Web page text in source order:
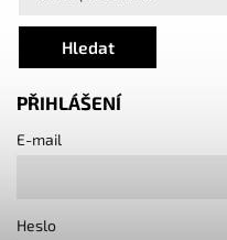
Hledat
PŘIHLÁŠENÍ
E-mail
Heslo